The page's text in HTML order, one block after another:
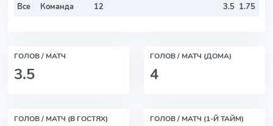
Все
Команда 12 3.5 1.75
ГОЛОВ / МАТЧ
3.5
ГОЛОВ / МАТЧ (ДОМА)
4
ГОЛОВ / МАТЧ (В ГОСТЯХ) ГОЛОВ / МАТЧ (1-Й ТАЙМ)